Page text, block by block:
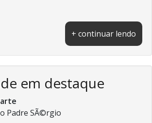
+ continuar lendo
em destaque
Padre SÃ©rgio